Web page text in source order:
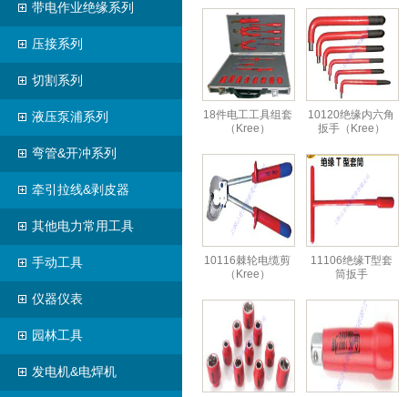
带电作业绝缘系列
压接系列
切割系列
液压泵浦系列
弯管&开冲系列
牵引拉线&剥皮器
其他电力常用工具
手动工具
仪器仪表
园林工具
发电机&电焊机
18件电工工具组套
（Kree）
10120绝缘内六角
扳手（Kree）
10116棘轮电缆剪
（Kree）
11106绝缘T型套
筒扳手